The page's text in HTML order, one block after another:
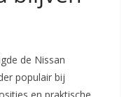
de Nissan
populair bij